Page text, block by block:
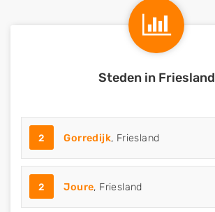
Steden in Friesland
2 Gorredijk, Friesland
2 Joure, Friesland